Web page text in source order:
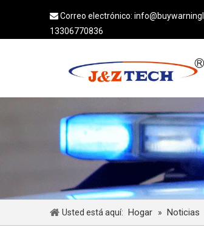
 Correo electrónico:
13306770836
Usted está aquí: Hogar » Noticias